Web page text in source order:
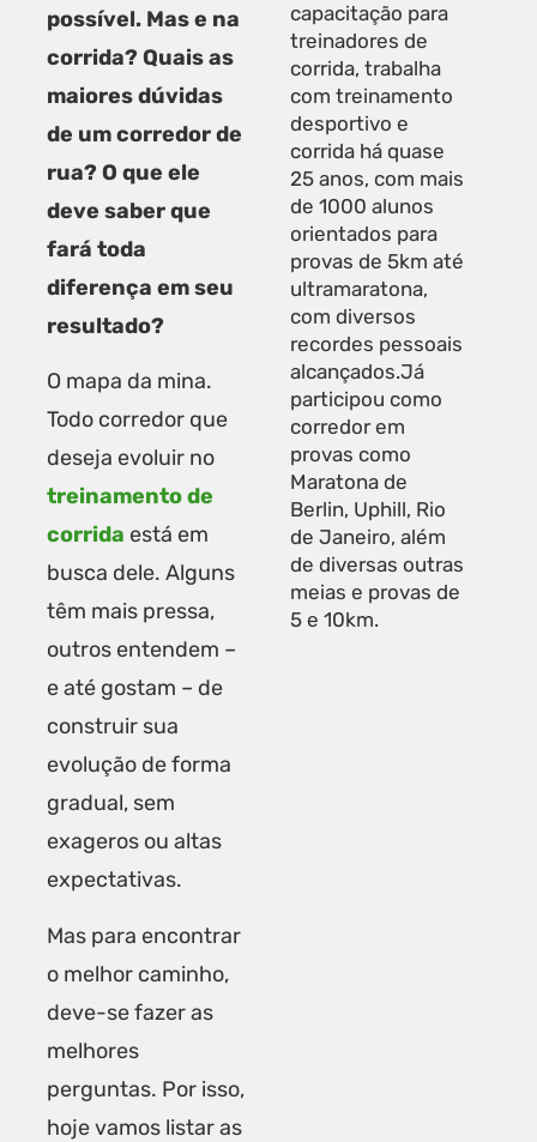
possível. Mas e na
corrida? Quais as
maiores dúvidas
de um corredor de
rua? O que ele
deve saber que
fará toda
diferença em seu
resultado?
O mapa da mina.
Todo corredor que
deseja evoluir no
treinamento de
corrida está em
busca dele. Alguns
têm mais pressa,
outros entendem –
e até gostam – de
construir sua
evolução de forma
gradual, sem
exageros ou altas
expectativas.
Mas para encontrar
o melhor caminho,
deve-se fazer as
melhores
perguntas. Por isso,
hoje vamos listar as
capacitação para
treinadores de
corrida, trabalha
com treinamento
desportivo e
corrida há quase
25 anos, com mais
de 1000 alunos
orientados para
provas de 5km até
ultramaratona,
com diversos
recordes pessoais
alcançados.Já
participou como
corredor em
provas como
Maratona de
Berlin, Uphill, Rio
de Janeiro, além
de diversas outras
meias e provas de
5 e 10km.